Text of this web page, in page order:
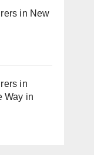
in New
in
Way in